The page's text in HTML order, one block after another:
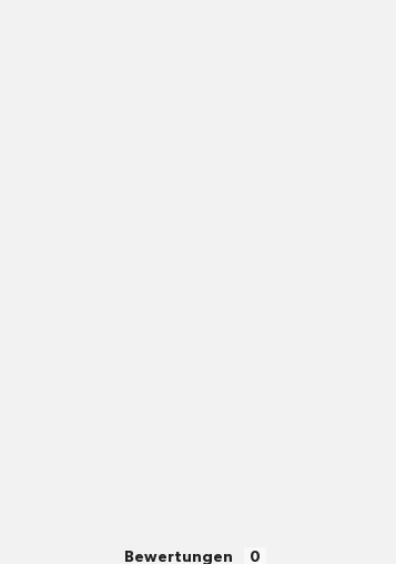
Bewertungen